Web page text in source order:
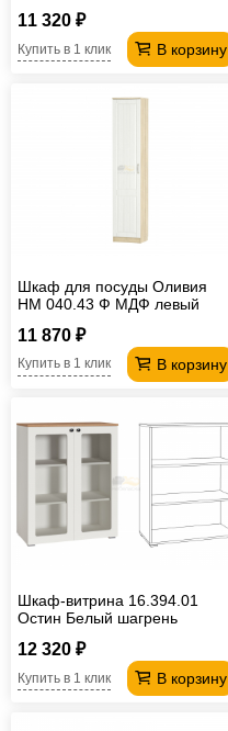
11 320 ₽
В корзину
Купить в 1 клик
Шкаф для посуды Оливия
НМ 040.43 Ф МДФ левый
11 870 ₽
В корзину
Купить в 1 клик
Шкаф-витрина 16.394.01
Остин Белый шагрень
12 320 ₽
В корзину
Купить в 1 клик